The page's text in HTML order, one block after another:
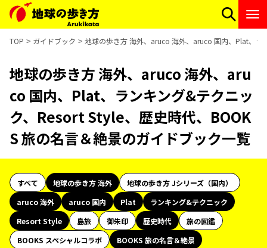
TOP ガイドブック 地球の歩き方 海外、aruco 海外、aruco 国内、Plat、ラ
地球の歩き方 海外、aruco 海外、aru
co 国内、Plat、ランキング&テクニッ
ク、Resort Style、歴史時代、BOOK
S 旅の名言＆絶景のガイドブック一覧
すべて 地球の歩き方 海外
地球の歩き方 Jシリーズ（国内）
aruco 海外
aruco 国内 Plat
ランキング&テクニック
Resort Style
島旅 御朱印 歴史時代
旅の図鑑
BOOKS スペシャルコラボ
BOOKS 旅の名言＆絶景